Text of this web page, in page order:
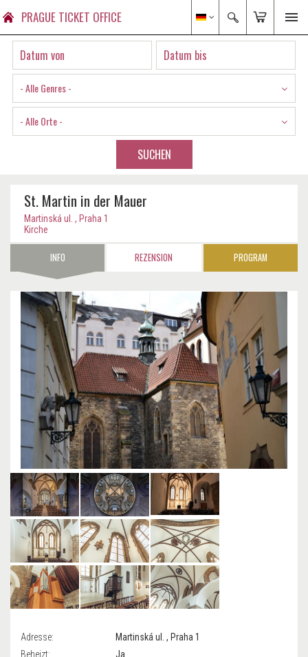
PRAGUE TICKET OFFICE
- Alle Genres -
- Alle Orte -
SUCHEN
St. Martin in der Mauer
Martinská ul. , Praha 1
Kirche
INFO REZENSION PROGRAM
Adresse:
Martinská ul. , Praha 1
Beheizt:
Ja